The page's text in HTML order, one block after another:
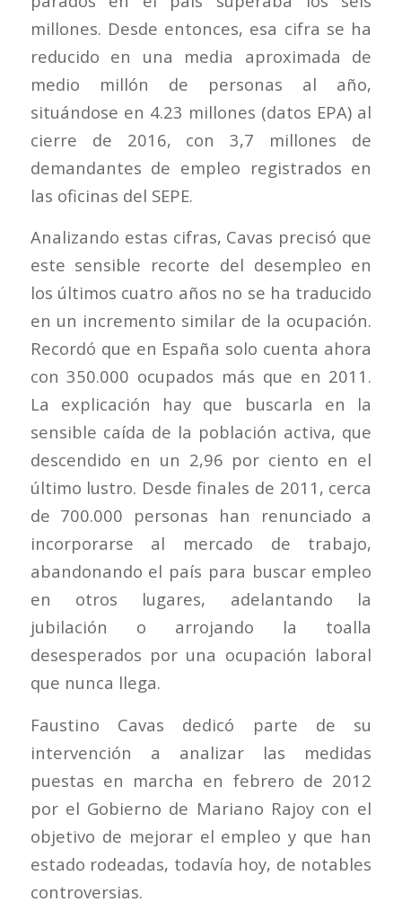
millones. Desde entonces, esa cifra se ha
reducido en una media aproximada de
medio millón de personas al año,
situándose en 4.23 millones (datos EPA) al
cierre de 2016, con 3,7 millones de
demandantes de empleo registrados en
las oficinas del SEPE.
Analizando estas cifras, Cavas precisó que
este sensible recorte del desempleo en
los últimos cuatro años no se ha traducido
en un incremento similar de la ocupación.
Recordó que en España solo cuenta ahora
con 350.000 ocupados más que en 2011.
La explicación hay que buscarla en la
sensible caída de la población activa, que
descendido en un 2,96 por ciento en el
último lustro. Desde finales de 2011, cerca
de 700.000 personas han renunciado a
incorporarse al mercado de trabajo,
abandonando el país para buscar empleo
en otros lugares, adelantando la
jubilación o arrojando la toalla
desesperados por una ocupación laboral
que nunca llega.
Faustino Cavas dedicó parte de su
intervención a analizar las medidas
puestas en marcha en febrero de 2012
por el Gobierno de Mariano Rajoy con el
objetivo de mejorar el empleo y que han
estado rodeadas, todavía hoy, de notables
controversias.